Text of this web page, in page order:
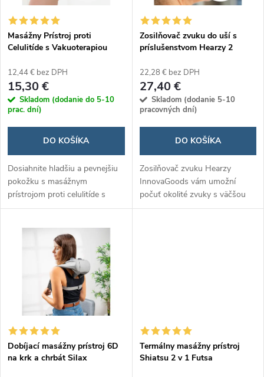
i
e
p
r
o
d
u
s
p
r
o
d
u
k
Masážny Prístroj proti
Celulitíde s Vakuoterapiou
12,44 € bez DPH
15,30 €
Skladom (dodanie do 5-10
prac. dní)
DO KOŠÍKA
Dosiahnite hladšiu a pevnejšiu
pokožku s masážnym
prístrojom proti celulitíde s
vakuoterapiou, ktorý účinne
vzhľad vašej pokožky.​
Zosilňovač zvuku do uší s
príslušenstvom Hearzy 2
22,28 € bez DPH
27,40 €
Skladom (dodanie 5-10
pracovných dní)
DO KOŠÍKA
Zosilňovač zvuku Hearzy
InnovaGoods vám umožní
počuť okolité zvuky s väčšou
čistotou a ostrosťou, či už ste
Dobíjací masážny prístroj 6D
na krk a chrbát Silax
Termálny masážny prístroj
Shiatsu 2 v 1 Futsa